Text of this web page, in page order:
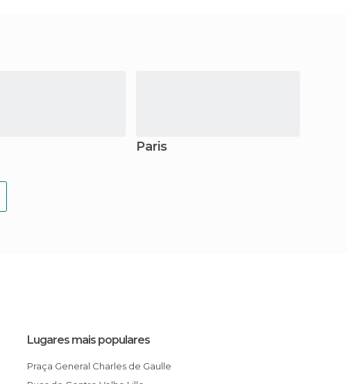
Paris
Lugares mais populares
Praça General Charles de Gaulle